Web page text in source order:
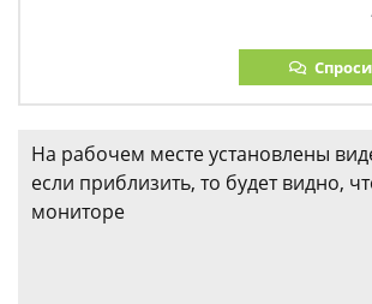
На рабочем месте установлены
если приблизить, то будет видно,
мониторе